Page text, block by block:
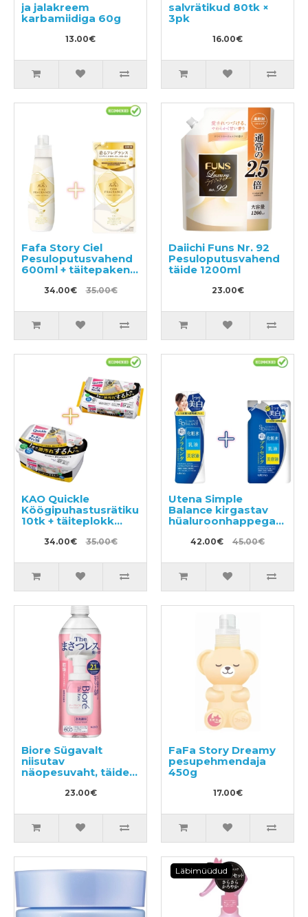
ja jalakreem
karbamiidiga 60g
13.00€
salvrätikud 80tk ×
3pk
16.00€
Fafa Story Ciel
Pesuloputusvahend
600ml + täitepakend
34.00€ 35.00€
Daiichi Funs Nr. 92
Pesuloputusvahend
täide 1200ml
23.00€
KAO Quickle
Köögipuhastusrätikud
10tk + täiteplokk
34.00€ 35.00€
Utena Simple
Balance kirgastav
hüaluroonhappega
näolosjoon 220ml +
täide 200ml
42.00€ 45.00€
Biore Sügavalt
niisutav
näopesuvaht, täide
23.00€
FaFa Story Dreamy
pesupehmendaja
450g
17.00€
Läbimüüdud